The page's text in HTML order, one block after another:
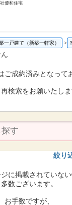
優和住宅
一戸建て（新築一軒家）
ご成約済みとなって
検索をお願いたしま
絞り
に掲載されていな
多数ございます。
お手数ですが、